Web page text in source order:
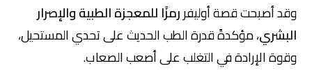
وقد أصبحت قصة أوليفررمزًا للمعجزة الطبية والإصرار
البشري، مؤكدةً قدرة الطب الحديث على تحدي المستحيل،
وقوة الإرادة في التغلب على أصعب الصعاب.